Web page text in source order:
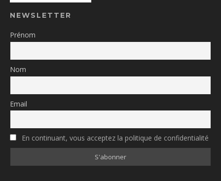
NEWSLETTER
Prénom
Nom
Email
En continuant, vous acceptez la politique de confidentialité